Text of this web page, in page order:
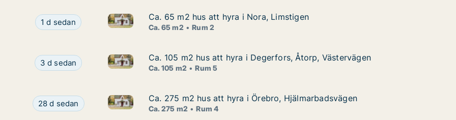
Ca. 65 m2 hus att hyra i Nora, Limstigen
1 d sedan Ca. 65 m2 hus att hyra i Nora, Limstigen
Ca. 65 m2 hus att hyra i Nora, Limstigen
Ca. 65 m2 hus att hyra i Nora, Limstigen
Ca. 65 m2 Rum 2
Ca. 105 m2 hus att hyra i Degerfors, Åtorp, Västervägen
3 d sedan Ca. 105 m2 hus att hyra i Degerfors, Åtorp, Västervägen
Ca. 105 m2 hus att hyra i Degerfors, Åtorp, Västervägen
Ca. 105 m2 hus att hyra i Degerfors, Åtorp, Västervägen
Ca. 105 m2 Rum 5
Ca. 275 m2 hus att hyra i Örebro, Hjälmarbadsvägen
28 d sedan Ca. 275 m2 hus att hyra i Örebro, Hjälmarbadsvägen
Ca. 275 m2 hus att hyra i Örebro, Hjälmarbadsvägen
Ca. 275 m2 hus att hyra i Örebro, Hjälmarbadsvägen
Ca. 275 m2 Rum 4